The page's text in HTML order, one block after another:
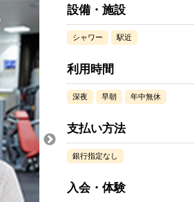
設備・施設
シャワー 駅近
利用時間
深夜 早朝 年中無休
支払い方法
銀行指定なし
入会・体験